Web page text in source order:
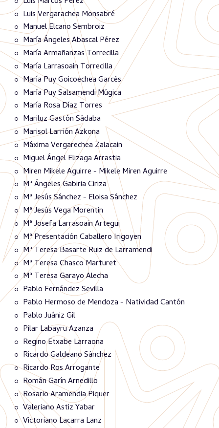
Luis Vergarachea Monsabré
Manuel Elcano Sembroiz
María Ángeles Abascal Pérez
María Armañanzas Torrecilla
María Larrasoain Torrecilla
María Puy Goicoechea Garcés
María Puy Salsamendi Múgica
María Rosa Díaz Torres
Mariluz Gastón Sádaba
Marisol Larrión Azkona
Máxima Vergarechea Zalacain
Miguel Ángel Elizaga Arrastia
Miren Mikele Aguirre - Mikele Miren Aguirre
Mª Ángeles Gabiria Ciriza
Mª Jesús Sánchez - Eloisa Sánchez
Mª Jesús Vega Morentin
Mª Josefa Larrasoain Artegui
Mª Presentación Caballero Irigoyen
Mª Teresa Basarte Ruiz de Larramendi
Mª Teresa Chasco Marturet
Mª Teresa Garayo Alecha
Pablo Fernández Sevilla
Pablo Hermoso de Mendoza - Natividad Cantón
Pablo Juániz Gil
Pilar Labayru Azanza
Regino Etxabe Larraona
Ricardo Galdeano Sánchez
Ricardo Ros Arrogante
Román Garín Arnedillo
Rosario Aramendia Piquer
Valeriano Astiz Yabar
Victoriano Lacarra Lanz